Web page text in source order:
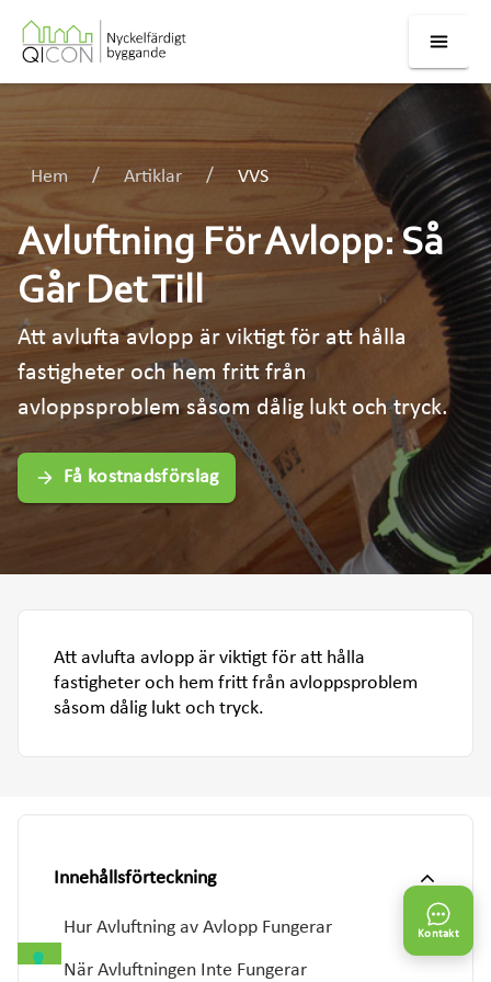
Hem Artiklar VVS
Avluftning För Avlopp: Så
Går Det Till
Att avlufta avlopp är viktigt för att hålla
fastigheter och hem fritt från
avloppsproblem såsom dålig lukt och tryck.
Få kostnadsförslag
Att avlufta avlopp är viktigt för att hålla
fastigheter och hem fritt från avloppsproblem
såsom dålig lukt och tryck.
Innehållsförteckning
Hur Avluftning av Avlopp Fungerar
När Avluftningen Inte Fungerar
Kontakt